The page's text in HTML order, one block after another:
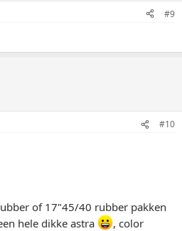
#9
#10
of 17"45/40 rubber pakken
hele dikke astra
, color